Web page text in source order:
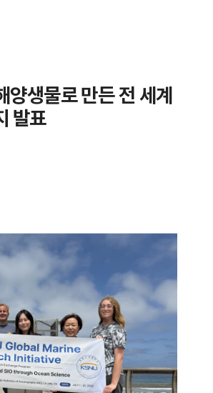
생물로 만든 전 세계
발표